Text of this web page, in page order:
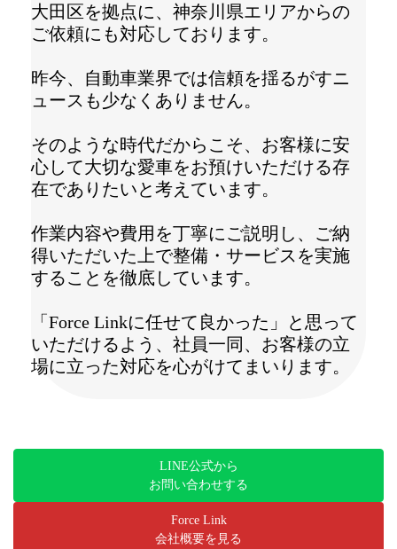
大田区を拠点に、神奈川県エリアからの
ご依頼にも対応しております。
昨今、自動車業界では信頼を揺るがすニ
ュースも少なくありません。
そのような時代だからこそ、お客様に安
心して大切な愛車をお預けいただける存
在でありたいと考えています。
作業内容や費用を丁寧にご説明し、ご納
得いただいた上で整備・サービスを実施
することを徹底しています。
「Force Linkに任せて良かった」と思って
いただけるよう、社員一同、お客様の立
場に立った対応を心がけてまいります。
LINE公式から
お問い合わせする
Force Link
会社概要を見る